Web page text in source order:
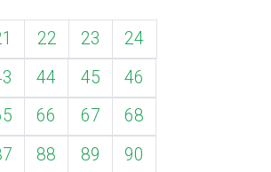
22 23
24
44 45
46
66 67
68
88 89 90